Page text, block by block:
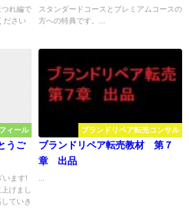
れ編で
ださい
スタンダードコースとプレミアムコースの
方への特典です。...
ィール
うご
います!
げまし
ていき
ブランドリペア転売コンサル
ブランドリペア転売教材 第７
章 出品